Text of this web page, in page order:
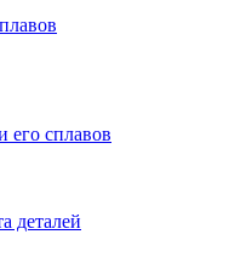
его сплавов
деталей